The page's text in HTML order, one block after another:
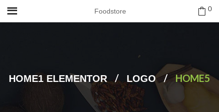
Foodstore 0
HOME1 ELEMENTOR / LOGO / HOME5